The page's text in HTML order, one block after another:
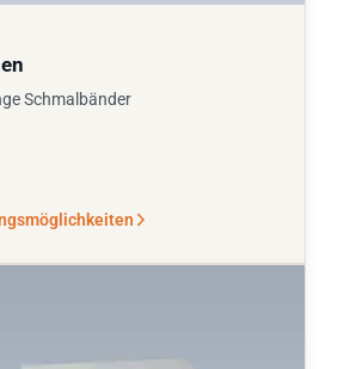
Schmalbänder